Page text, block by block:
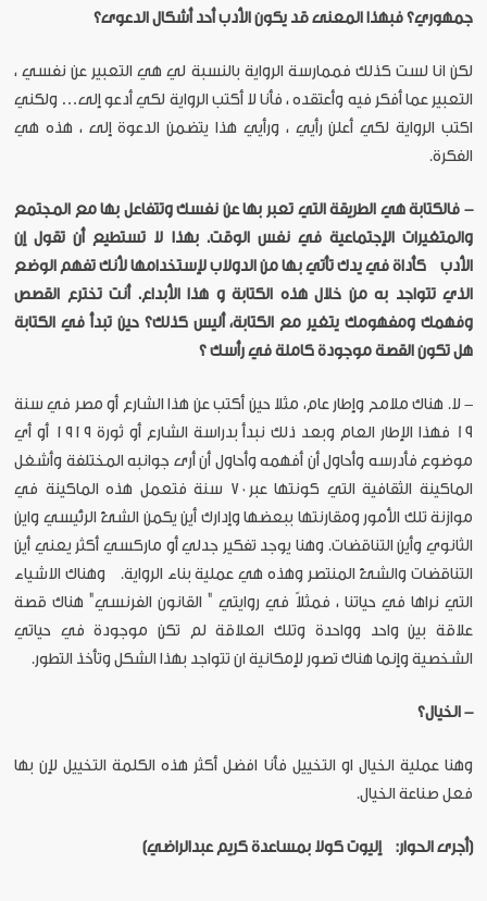
جمهوري؟ فبهذا المعنى قد يكون الأدب أحد أشكال الدعوى؟
لكن انا لست كذلك فممارسة الرواية بالنسبة لي هي التعبير عن نفسي ،
التعبير عما أفكر فيه وأعتقده ، فأنا لا أكتب الرواية لكي أدعو إلى… ولكني
اكتب الرواية لكي أعلن رأيي ، ورأيي هذا يتضمن الدعوة إلى ، هذه هي
الفكرة.
- فالكتابة هي الطريقة التي تعبر بها عن نفسك وتتفاعل بها مع المجتمع
والمتغيرات الإجتماعية في نفس الوقت. بهذا لا تستطيع أن تقول إن
الأدب كأداة في يدك تأتي بها من الدولاب لإستخدامها لأنك تفهم الوضع
الذي تتواجد به من خلال هذه الكتابة و هذا الأبداع. أنت تخترع القصص
وفهمك ومفهومك يتغير مع الكتابة، أليس كذلك؟ حين تبدأ في الكتابة
هل تكون القصة موجودة كاملة في رأسك ؟
- لا. هناك ملامح وإطار عام، مثلا حين أكتب عن هذا الشارع أو مصر في سنة
19 فهذا الإطار العام وبعد ذلك نبدأ بدراسة الشارع أو ثورة ١٩١٩ أو أي
موضوع فأدرسه وأحاول أن أفهمه وأحاول أن أرى جوانبه المختلفة وأشغل
الماكينة الثقافية التي كونتها عبر٧٠ سنة فتعمل هذه الماكينة في
موازنة تلك الأمور ومقارنتها ببعضها وإدارك أين يكمن الشئ الرئيسي واين
الثانوي وأين التناقضات. وهنا يوجد تفكير جدلي أو ماركسي أكثر يعني أين
التناقضات والشئ المنتصر وهذه هي عملية بناء الرواية. وهناك الاشياء
التي نراها في حياتنا ، فمثلاً في روايتي " القانون الفرنسي" هناك قصة
علاقة بين واحد وواحدة وتلك العلاقة لم تكن موجودة في حياتي
الشخصية وإنما هناك تصور لإمكانية ان تتواجد بهذا الشكل وتأخذ التطور.
- الخيال؟
وهنا عملية الخيال او التخييل فأنا افضل أكثر هذه الكلمة التخييل لإن بها
فعل صناعة الخيال.
[أجرى الحوار: إليوت كولا بمساعدة كريم عبدالراضي]